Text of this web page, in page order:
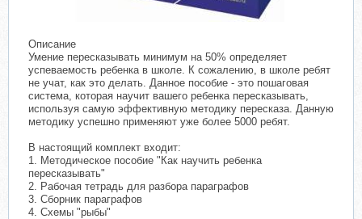
Описание
Умение пересказывать минимум на 50% определяет
успеваемость ребенка в школе. К сожалению, в школе ребят
не учат, как это делать. Данное пособие - это пошаговая
система, которая научит вашего ребенка пересказывать,
используя самую эффективную методику пересказа. Данную
методику успешно применяют уже более 5000 ребят.
В настоящий комплект входит:
1. Методическое пособие "Как научить ребенка
пересказывать"
2. Рабочая тетрадь для разбора параграфов
3. Сборник параграфов
4. Схемы "рыбы"